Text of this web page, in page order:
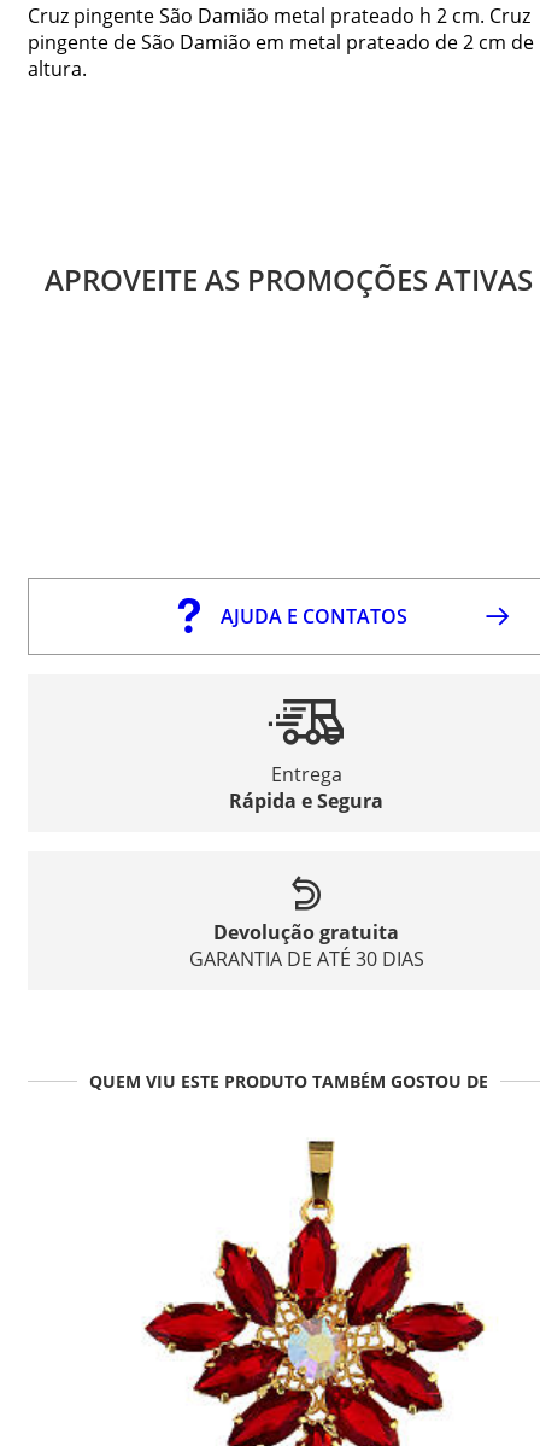
Cruz pingente São Damião metal prateado h 2 cm. Cruz
pingente de São Damião em metal prateado de 2 cm de
altura.
APROVEITE AS PROMOÇÕES ATIVAS
AJUDA E CONTATOS
Entrega
Rápida e Segura
Devolução gratuita
GARANTIA DE ATÉ 30 DIAS
QUEM VIU ESTE PRODUTO TAMBÉM GOSTOU DE